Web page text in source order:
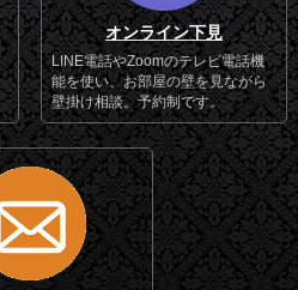
オンライン下見
LINE電話やZoomのテレビ電話機
能を使い、お部屋の壁を見ながら
壁掛け相談。予約制です。